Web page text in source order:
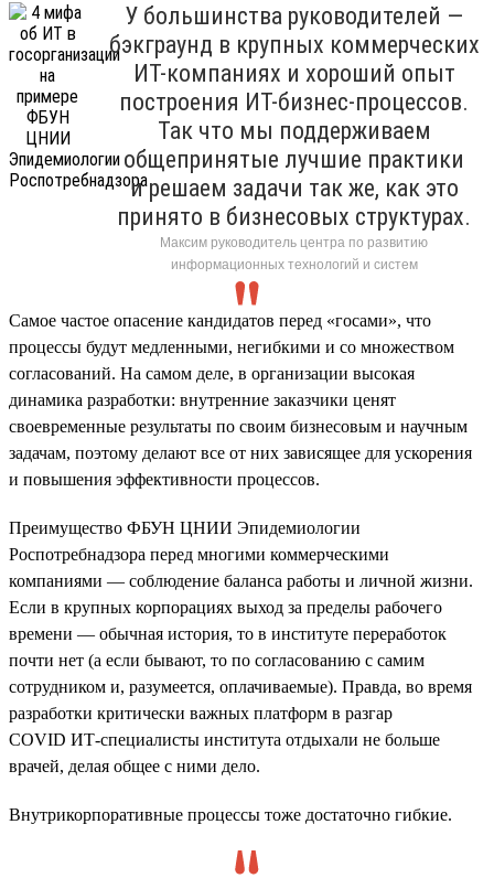
У большинства руководителей —
бэкграунд в крупных коммерческих
ИТ-компаниях и хороший опыт
построения ИТ-бизнес-процессов.
Так что мы поддерживаем
общепринятые лучшие практики
и решаем задачи так же, как это
принято в бизнесовых структурах.
Максим руководитель центра по развитию
информационных технологий и систем
Самое частое опасение кандидатов перед «госами», что
процессы будут медленными, негибкими и со множеством
согласований. На самом деле, в организации высокая
динамика разработки: внутренние заказчики ценят
своевременные результаты по своим бизнесовым и научным
задачам, поэтому делают все от них зависящее для ускорения
и повышения эффективности процессов.
Преимущество ФБУН ЦНИИ Эпидемиологии
Роспотребнадзора перед многими коммерческими
компаниями — соблюдение баланса работы и личной жизни.
Если в крупных корпорациях выход за пределы рабочего
времени — обычная история, то в институте переработок
почти нет (а если бывают, то по согласованию с самим
сотрудником и, разумеется, оплачиваемые). Правда, во время
разработки критически важных платформ в разгар
COVID ИТ-специалисты института отдыхали не больше
врачей, делая общее с ними дело.
Внутрикорпоративные процессы тоже достаточно гибкие.